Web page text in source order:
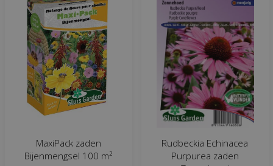
MaxiPack zaden
Bijenmengsel 100 m²
Rudbeckia Echinacea
Purpurea zaden